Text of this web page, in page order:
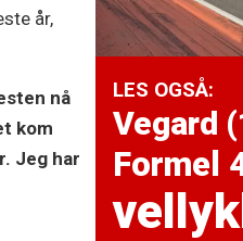
LES OGSÅ:
Vegard
Formel
år,
nå
kom
Jeg har